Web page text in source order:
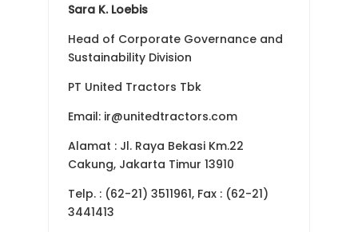
Sara K. Loebis
Head of Corporate Governance and
Sustainability Division
PT United Tractors Tbk
Email: ir@unitedtractors.com
Alamat : Jl. Raya Bekasi Km.22
Cakung, Jakarta Timur 13910
Telp. : (62-21) 3511961, Fax : (62-21)
3441413